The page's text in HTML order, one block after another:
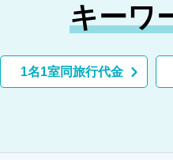
桂林特集
（たいざん）・曲阜（きょ
キーワ
1名1室同旅行代金